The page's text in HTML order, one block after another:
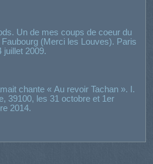
Un de mes coups de coeur du
Faubourg (Merci les Louves). Paris
juillet 2009.
chante « Au revoir Tachan ». I.
39100, les 31 octobre et 1er
2014.